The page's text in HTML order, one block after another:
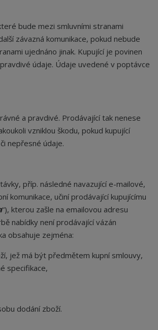
bude mezi smluvními stranami
závazná komunikace, pokud nebude
ujednáno jinak. Kupující je povinen
údaje. Údaje uvedené v poptávce
a pravdivé. Prodávající tak nenese
vzniklou škodu, pokud kupující
nepřesné údaje.
příp. následné navazující e-mailové,
komunikace, učiní prodávající kupujícímu
“), kterou zašle na emailovou adresu
nabídky není prodávající vázán
obsahuje zejména:
jež má být předmětem kupní smlouvy,
specifikace,
dodání zboží.